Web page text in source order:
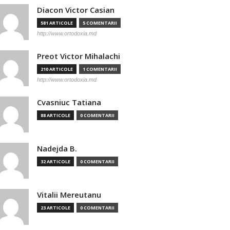
Diacon Victor Casian
581 ARTICOLE 5 COMENTARII
http://www.ortodoxia.md
Preot Victor Mihalachi
210 ARTICOLE 1 COMENTARII
http://www.ortodoxia.md
Cvasniuc Tatiana
88 ARTICOLE 0 COMENTARII
Nadejda B.
32 ARTICOLE 0 COMENTARII
Vitalii Mereutanu
23 ARTICOLE 0 COMENTARII